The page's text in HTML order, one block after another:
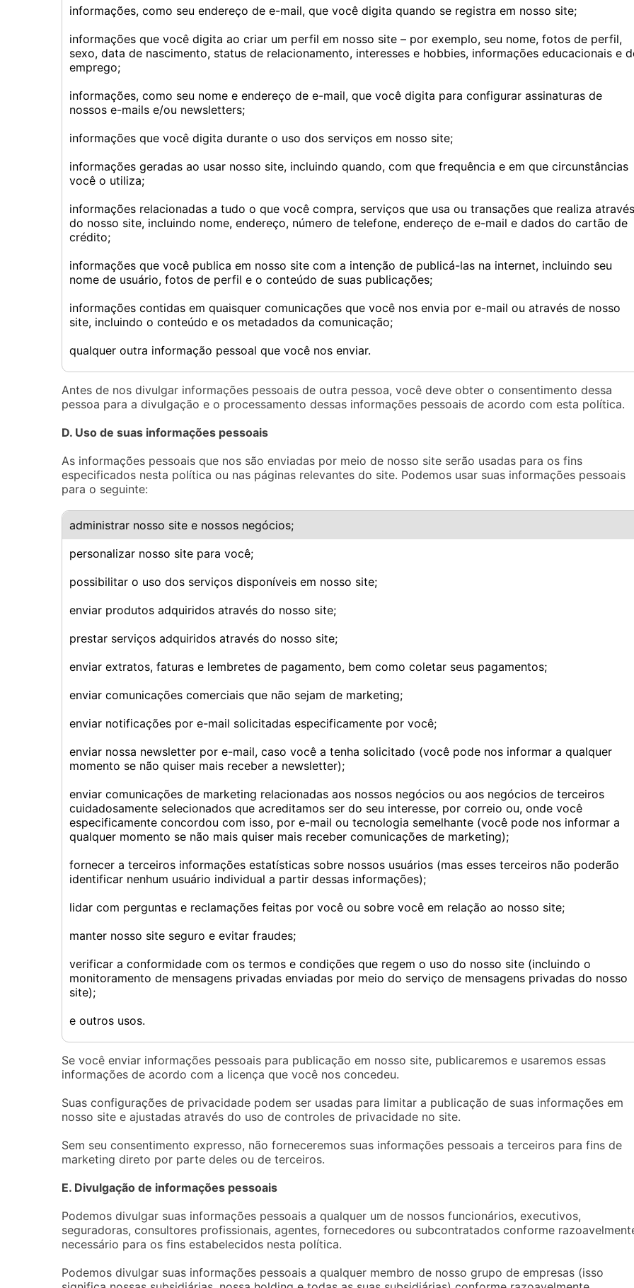
informações, como seu endereço de e-mail, que você digita quando se registra em nosso site;
informações que você digita ao criar um perfil em nosso site – por exemplo, seu nome, fotos de perfil,
sexo, data de nascimento, status de relacionamento, interesses e hobbies, informações educacionais e
emprego;
informações, como seu nome e endereço de e-mail, que você digita para configurar assinaturas de
nossos e-mails e/ou newsletters;
informações que você digita durante o uso dos serviços em nosso site;
informações geradas ao usar nosso site, incluindo quando, com que frequência e em que circunstâncias
você o utiliza;
informações relacionadas a tudo o que você compra, serviços que usa ou transações que realiza através
do nosso site, incluindo nome, endereço, número de telefone, endereço de e-mail e dados do cartão de
crédito;
informações que você publica em nosso site com a intenção de publicá-las na internet, incluindo seu
nome de usuário, fotos de perfil e o conteúdo de suas publicações;
informações contidas em quaisquer comunicações que você nos envia por e-mail ou através de nosso
site, incluindo o conteúdo e os metadados da comunicação;
qualquer outra informação pessoal que você nos enviar.
Antes de nos divulgar informações pessoais de outra pessoa, você deve obter o consentimento dessa
pessoa para a divulgação e o processamento dessas informações pessoais de acordo com esta política.
D. Uso de suas informações pessoais
As informações pessoais que nos são enviadas por meio de nosso site serão usadas para os fins
especificados nesta política ou nas páginas relevantes do site. Podemos usar suas informações pessoais
para o seguinte:
administrar nosso site e nossos negócios;
personalizar nosso site para você;
possibilitar o uso dos serviços disponíveis em nosso site;
enviar produtos adquiridos através do nosso site;
prestar serviços adquiridos através do nosso site;
enviar extratos, faturas e lembretes de pagamento, bem como coletar seus pagamentos;
enviar comunicações comerciais que não sejam de marketing;
enviar notificações por e-mail solicitadas especificamente por você;
enviar nossa newsletter por e-mail, caso você a tenha solicitado (você pode nos informar a qualquer
momento se não quiser mais receber a newsletter);
enviar comunicações de marketing relacionadas aos nossos negócios ou aos negócios de terceiros
cuidadosamente selecionados que acreditamos ser do seu interesse, por correio ou, onde você
especificamente concordou com isso, por e-mail ou tecnologia semelhante (você pode nos informar a
qualquer momento se não mais quiser mais receber comunicações de marketing);
fornecer a terceiros informações estatísticas sobre nossos usuários (mas esses terceiros não poderão
identificar nenhum usuário individual a partir dessas informações);
lidar com perguntas e reclamações feitas por você ou sobre você em relação ao nosso site;
manter nosso site seguro e evitar fraudes;
verificar a conformidade com os termos e condições que regem o uso do nosso site (incluindo o
monitoramento de mensagens privadas enviadas por meio do serviço de mensagens privadas do nosso
site);
e outros usos.
Se você enviar informações pessoais para publicação em nosso site, publicaremos e usaremos essas
informações de acordo com a licença que você nos concedeu.
Suas configurações de privacidade podem ser usadas para limitar a publicação de suas informações em
nosso site e ajustadas através do uso de controles de privacidade no site.
Sem seu consentimento expresso, não forneceremos suas informações pessoais a terceiros para fins de
marketing direto por parte deles ou de terceiros.
E. Divulgação de informações pessoais
Podemos divulgar suas informações pessoais a qualquer um de nossos funcionários, executivos,
seguradoras, consultores profissionais, agentes, fornecedores ou subcontratados conforme
necessário para os fins estabelecidos nesta política.
Podemos divulgar suas informações pessoais a qualquer membro de nosso grupo de empresas (isso